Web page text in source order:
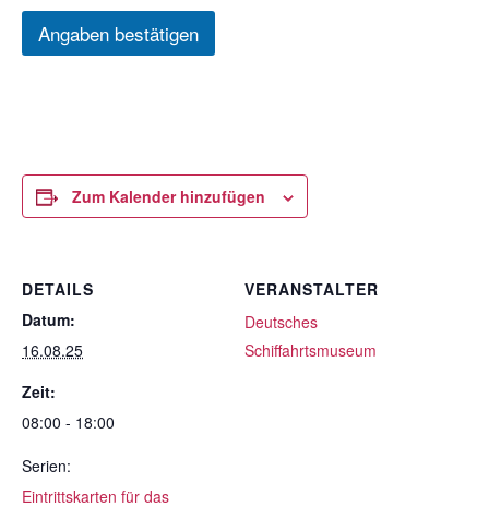
Angaben bestätigen
Zum Kalender hinzufügen
DETAILS
Datum:
16.08.25
Zeit:
08:00 - 18:00
Serien:
Eintrittskarten für das
VERANSTALTER
Deutsches
Schiffahrtsmuseum